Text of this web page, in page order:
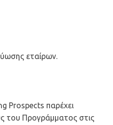
εταίρων.
Prospects παρέχει
του Προγράμματος στις